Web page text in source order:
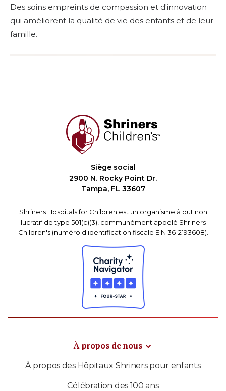
Des soins empreints de compassion et d'innovation
qui améliorent la qualité de vie des enfants et de leur
famille.
Siège social
2900 N. Rocky Point Dr.
Tampa, FL 33607
Shriners Hospitals for Children est un organisme à but non
lucratif de type 501(c)(3), communément appelé Shriners
Children's (numéro d'identification fiscale EIN 36-2193608).
À propos de nous
À propos des Hôpitaux Shriners pour enfants
Célébration des 100 ans